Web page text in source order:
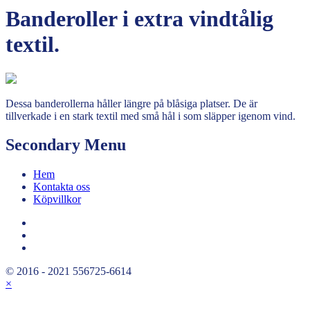
Banderoller i extra vindtålig
textil.
Dessa banderollerna håller längre på blåsiga platser. De är
tillverkade i en stark textil med små hål i som släpper igenom vind.
Secondary Menu
Hem
Kontakta oss
Köpvillkor
© 2016 - 2021 556725-6614
×